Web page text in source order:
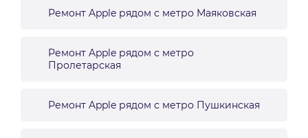
Ремонт Apple рядом с метро Маяковская
Ремонт Apple рядом с метро
Пролетарская
Ремонт Apple рядом с метро Пушкинская